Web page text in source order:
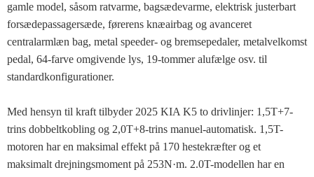
gamle model, såsom ratvarme, bagsædevarme, elektrisk justerbart
forsædepassagersæde, førerens knæairbag og avanceret
centralarmlæn bag, metal speeder- og bremsepedaler, metalvelkomst
pedal, 64-farve omgivende lys, 19-tommer alufælge osv. til
standardkonfigurationer.
Med hensyn til kraft tilbyder 2025 KIA K5 to drivlinjer: 1,5T+7-
trins dobbeltkobling og 2,0T+8-trins manuel-automatisk. 1,5T-
motoren har en maksimal effekt på 170 hestekræfter og et
maksimalt drejningsmoment på 253N·m. 2.0T-modellen har en